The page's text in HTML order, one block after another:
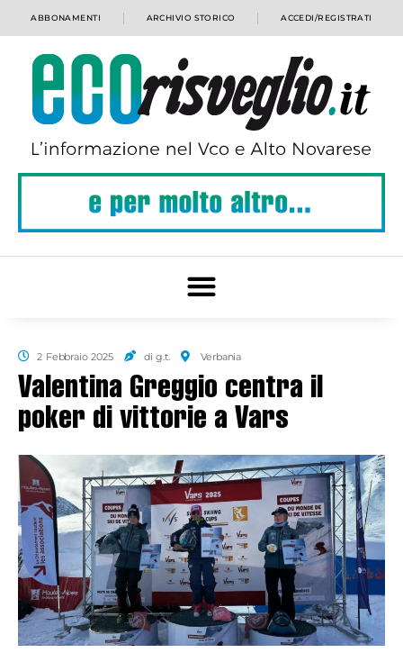
ABBONAMENTI ARCHIVIO STORICO ACCEDI/REGISTRATI
2 Febbraio 2025 di g.t. Verbania
Valentina Greggio centra il
poker di vittorie a Vars